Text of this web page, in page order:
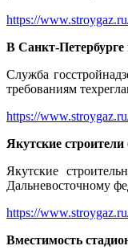
https://
В Санкт-
Служба
требованиям
https://
Якутские строители
Якутские
Дальневосточному
https://
Вместимость